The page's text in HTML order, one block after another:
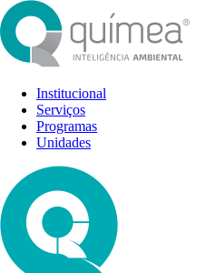
Institucional
Serviços
Programas
Unidades